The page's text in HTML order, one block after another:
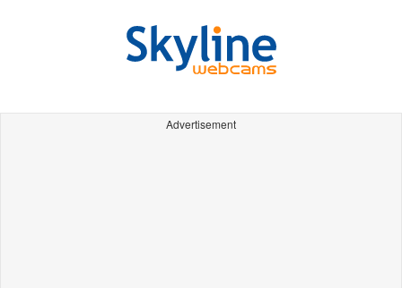
Advertisement